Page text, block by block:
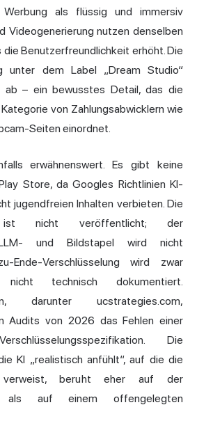
als flüssig und immersiv
Videogenerierung nutzen denselben
die Benutzerfreundlichkeit erhöht. Die
unter dem Label „Dream Studio“
ab – ein bewusstes Detail, das die
von Zahlungsabwicklern wie
Seiten einordnet.
erwähnenswert. Es gibt keine
Store, da Googles Richtlinien KI-
jugendfreien Inhalten verbieten. Die
ist nicht veröffentlicht; der
LLM- und Bildstapel wird nicht
Ende-Verschlüsselung wird zwar
technisch dokumentiert.
darunter ucstrategies.com,
Audits von 2026 das Fehlen einer
Die
KI „realistisch anfühlt“, auf die die
verweist, beruht eher auf der
als auf einem offengelegten